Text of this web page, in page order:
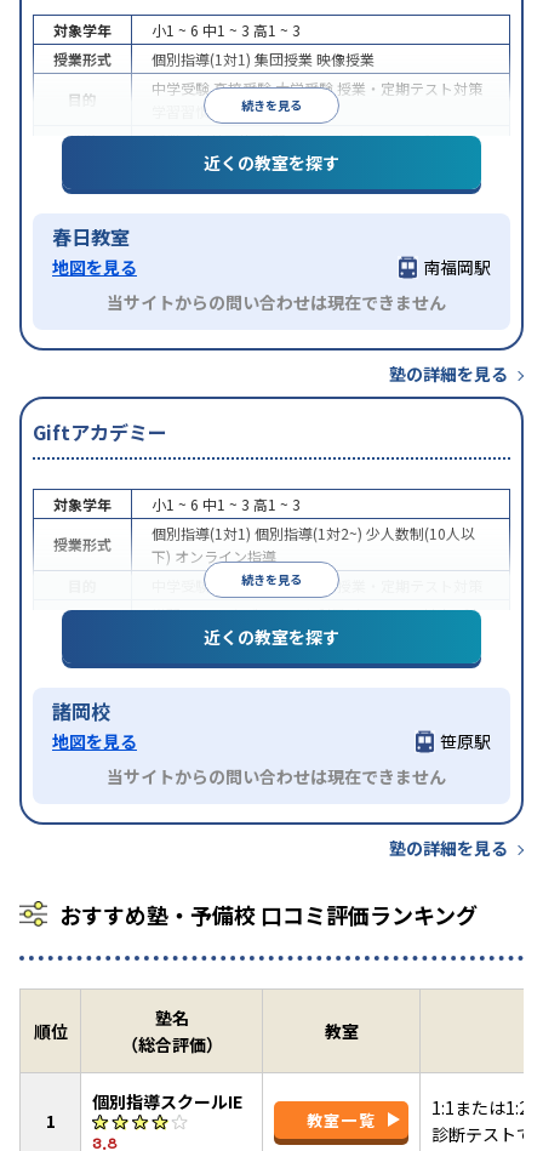
続きを見る
対象学年 小1 ~ 6 中1 ~ 3 高1 ~ 3
授業形式
個別指導(1対1) 集団授業映像授業
目的
中学受験高校受験大学受験 授業・定期テスト対策
学習習慣の定着
特徴
授業の振替可能学習にPC・タブレットを利用
近くの教室を探す
春日教室
地図を見る
南福岡駅
当サイトからの問い合わせは現在できません
塾の詳細を見る
Giftアカデミー
続きを見る
対象学年 小1 ~ 6 中1 ~ 3 高1 ~ 3
授業形式
個別指導(1対1) 個別指導(1対2~) 少人数制(10人以
下) オンライン指導
中学受験 高校受験大学受験
授業・定期テスト対策
学習にPC・タブレットを利用オンライン対応1科
目から受講可能
近くの教室を探す
諸岡校
地図を見る
笹原駅
当サイトからの問い合わせは現在できません
塾の詳細を見る
おすすめ塾・予備校 口コミ評価ランキング
順位
塾名
（総合評価）
教室
1
個別指導スクールIE
3.8
教室一覧
1:1または1:2
診断テストで